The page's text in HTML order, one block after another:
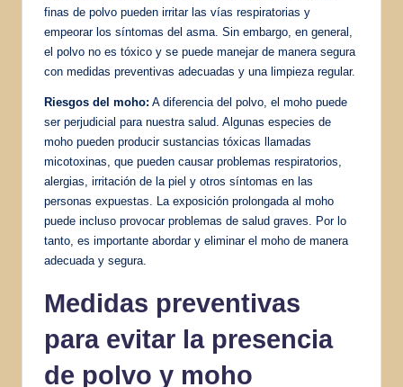
finas de polvo pueden irritar las vías respiratorias y
empeorar los síntomas del asma. Sin embargo, en general,
el polvo no es tóxico y se puede manejar de manera segura
con medidas preventivas adecuadas y una limpieza regular.
Riesgos del moho: A diferencia del polvo, el moho puede
ser perjudicial para nuestra salud. Algunas especies de
moho pueden producir sustancias tóxicas llamadas
micotoxinas, que pueden causar problemas respiratorios,
alergias, irritación de la piel y otros síntomas en las
personas expuestas. La exposición prolongada al moho
puede incluso provocar problemas de salud graves. Por lo
tanto, es importante abordar y eliminar el moho de manera
adecuada y segura.
Medidas preventivas
para evitar la presencia
de polvo y moho